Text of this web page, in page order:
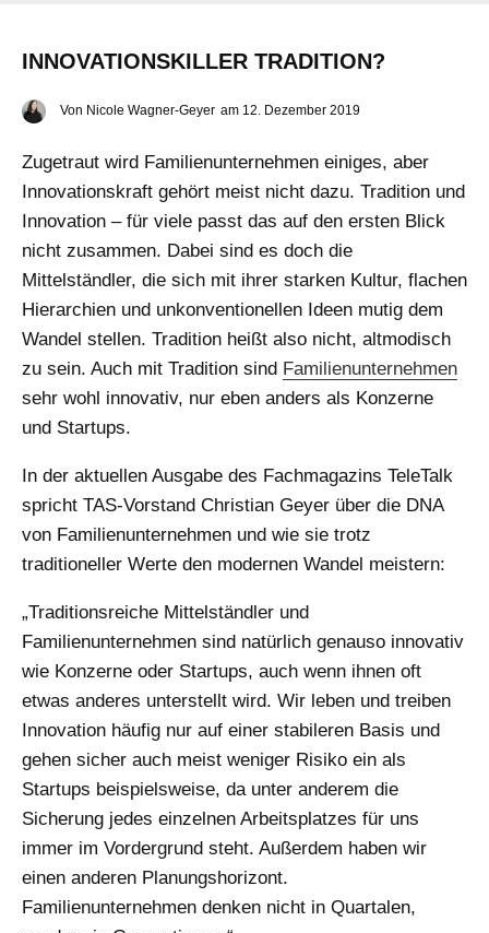
INNOVATIONSKILLER TRADITION?
Von Nicole Wagner-Geyer am 12. Dezember 2019
Zugetraut wird Familienunternehmen einiges, aber
Innovationskraft gehört meist nicht dazu. Tradition und
Innovation – für viele passt das auf den ersten Blick
nicht zusammen. Dabei sind es doch die
Mittelständler, die sich mit ihrer starken Kultur, flachen
Hierarchien und unkonventionellen Ideen mutig dem
Wandel stellen. Tradition heißt also nicht, altmodisch
zu sein. Auch mit Tradition sind Familienunternehmen
sehr wohl innovativ, nur eben anders als Konzerne
und Startups.
In der aktuellen Ausgabe des Fachmagazins TeleTalk
spricht TAS-Vorstand Christian Geyer über die DNA
von Familienunternehmen und wie sie trotz
traditioneller Werte den modernen Wandel meistern:
„Traditionsreiche Mittelständler und
Familienunternehmen sind natürlich genauso innovativ
wie Konzerne oder Startups, auch wenn ihnen oft
etwas anderes unterstellt wird. Wir leben und treiben
Innovation häufig nur auf einer stabileren Basis und
gehen sicher auch meist weniger Risiko ein als
Startups beispielsweise, da unter anderem die
Sicherung jedes einzelnen Arbeitsplatzes für uns
immer im Vordergrund steht. Außerdem haben wir
einen anderen Planungshorizont.
Familienunternehmen denken nicht in Quartalen,